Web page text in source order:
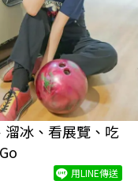
冰、看展覽、吃
用LINE傳送